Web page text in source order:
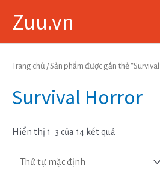
Zuu.vn
Trang chủ / Sản phẩm được gắn thẻ
Survival Horror
Hiển thị 1–3 của 14 kết quả